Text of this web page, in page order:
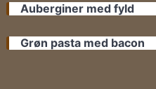
Auberginer med fyld
Grøn pasta med bacon